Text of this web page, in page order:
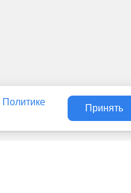
Политике
Принять